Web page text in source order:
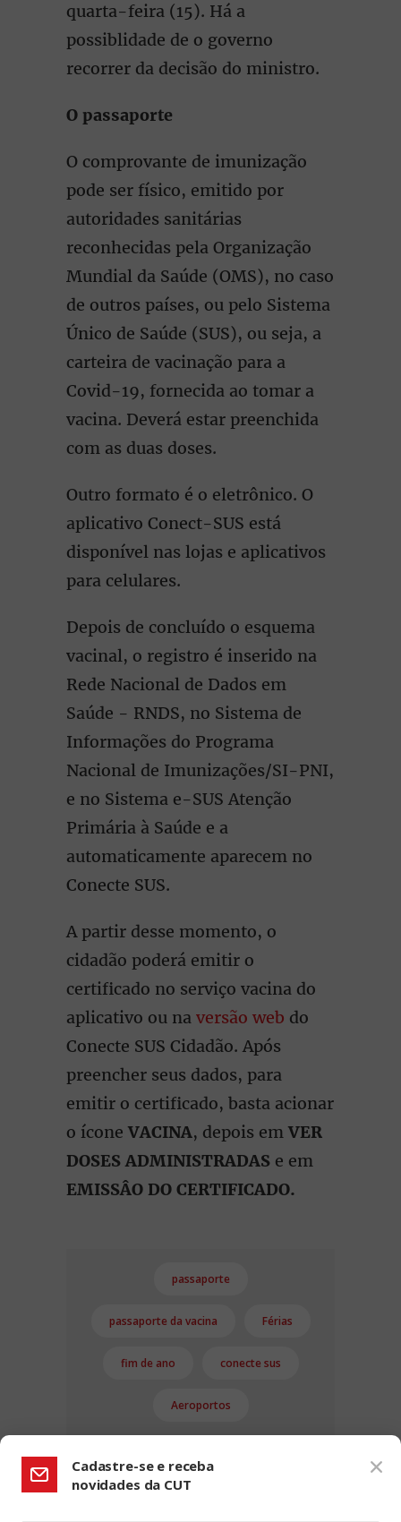
quarta-feira (15). Há a
possiblidade de o governo
recorrer da decisão do ministro.
O passaporte
O comprovante de imunização
pode ser físico, emitido por
autoridades sanitárias
reconhecidas pela Organização
Mundial da Saúde (OMS), no caso
de outros países, ou pelo Sistema
Único de Saúde (SUS), ou seja, a
carteira de vacinação para a
Covid-19, fornecida ao tomar a
vacina. Deverá estar preenchida
com as duas doses.
Outro formato é o eletrônico. O
aplicativo Conect-SUS está
disponível nas lojas e aplicativos
para celulares.
Depois de concluído o esquema
vacinal, o registro é inserido na
Rede Nacional de Dados em
Saúde - RNDS, no Sistema de
Informações do Programa
Nacional de Imunizações/SI-PNI,
e no Sistema e-SUS Atenção
Primária à Saúde e a
automaticamente aparecem no
Conecte SUS.
A partir desse momento, o
cidadão poderá emitir o
certificado no serviço vacina do
aplicativo ou na versão web do
Conecte SUS Cidadão. Após
preencher seus dados, para
emitir o certificado, basta acionar
o ícone VACINA, depois em VER
DOSES ADMINISTRADAS e em
EMISSÂO DO CERTIFICADO.
passaporte
passaporte da vacina Férias
fim de ano conecte sus
Aeroportos
Cadastre-se e receba
novidades da CUT